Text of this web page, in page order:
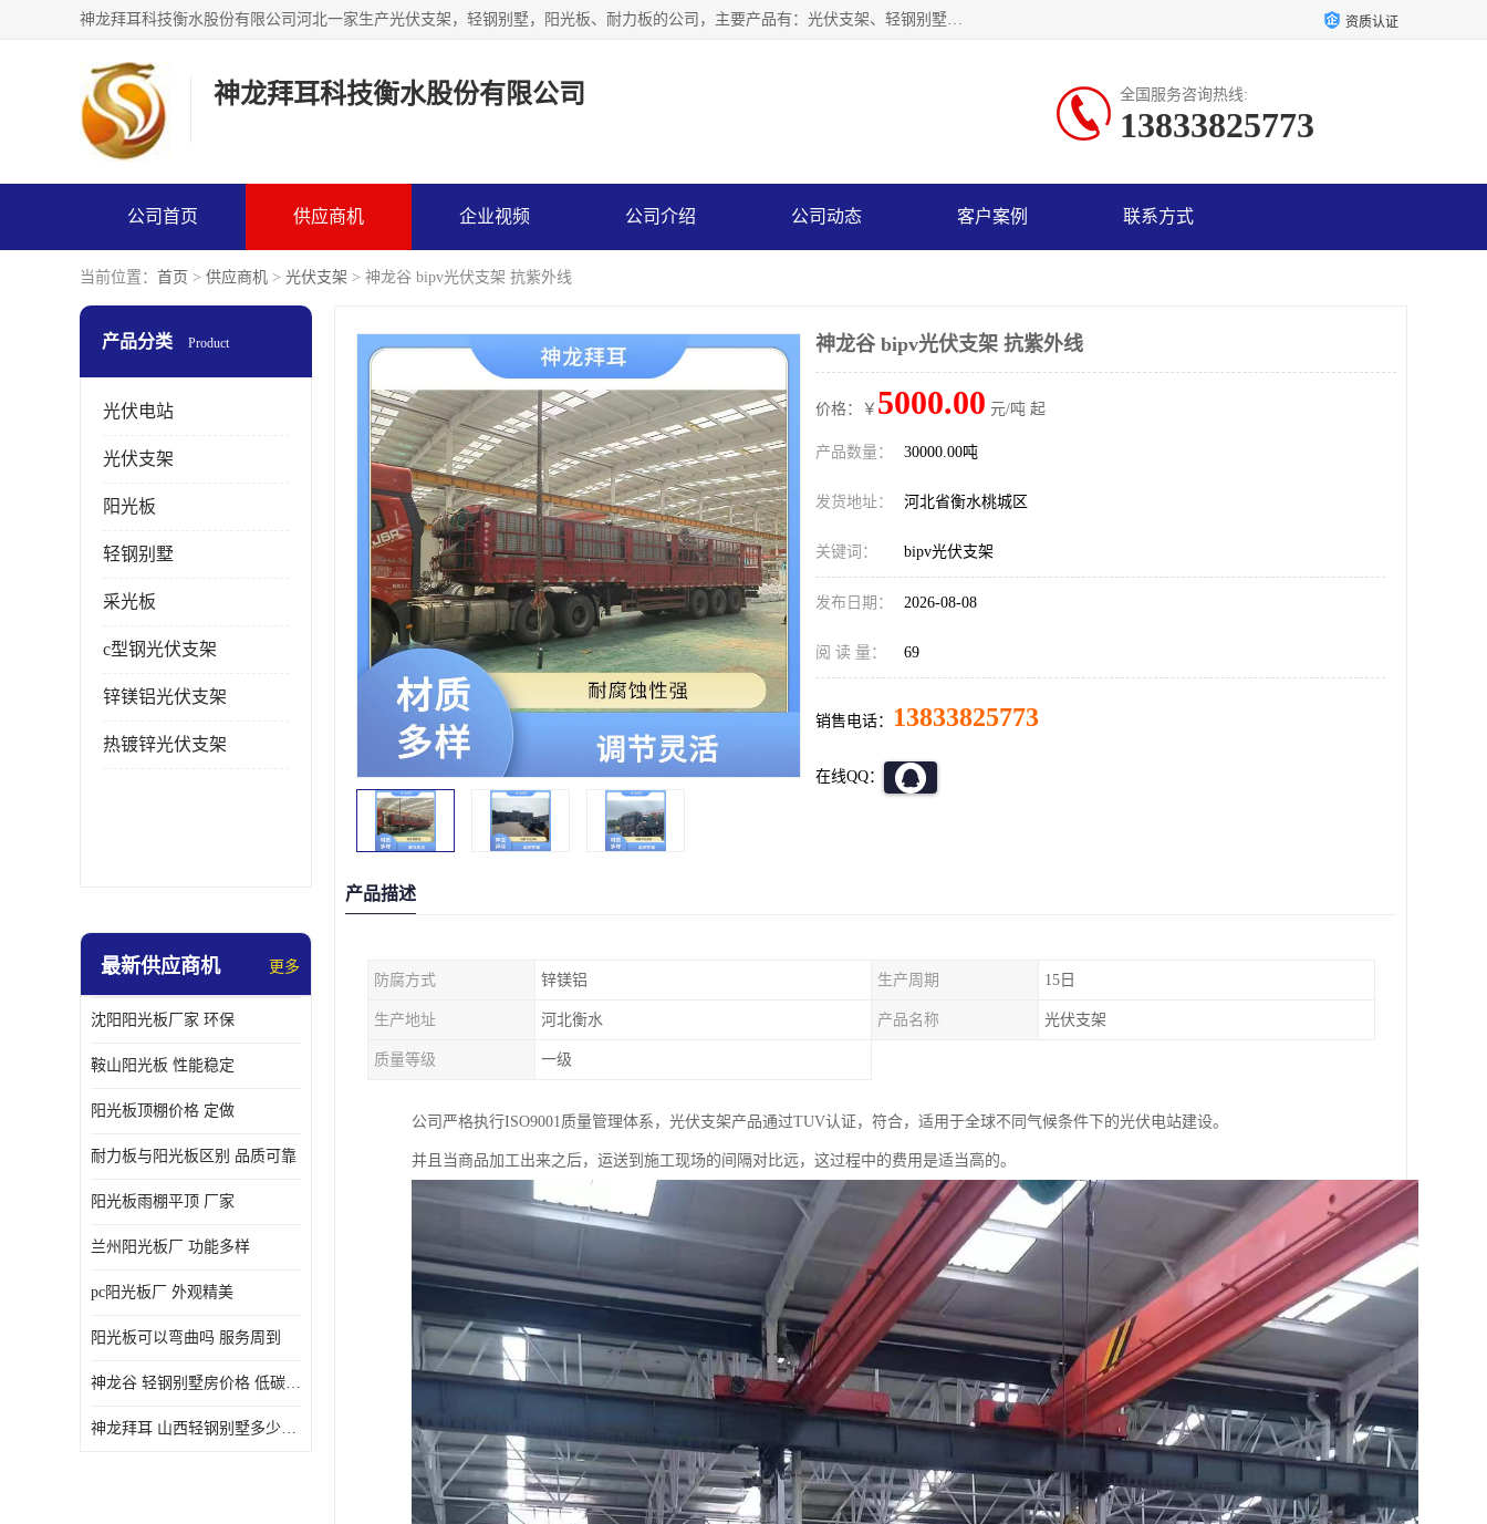
神龙拜耳科技衡水股份有限公司河北一家生产光伏支架，轻钢别墅，阳光板、耐力板的公司，主要产品有：光伏支架、轻钢别墅、阳光板、耐力板、采光板等，公司参与制定了多项标准。 资质认证
神龙拜耳科技衡水股份有限公司 全国服务咨询热线:
13833825773
公司首页 供应商机 企业视频 公司介绍 公司动态 客户案例 联系方式
当前位置： 首页 > 供应商机 > 光伏支架 > 神龙谷 bipv光伏支架 抗紫外线
产品分类 Product
光伏电站
光伏支架
阳光板
轻钢别墅
采光板
c型钢光伏支架
锌镁铝光伏支架
热镀锌光伏支架
最新供应商机 更多
沈阳阳光板厂家 环保
鞍山阳光板 性能稳定
阳光板顶棚价格 定做
耐力板与阳光板区别 品质可靠
阳光板雨棚平顶 厂家
兰州阳光板厂 功能多样
pc阳光板厂 外观精美
阳光板可以弯曲吗 服务周到
神龙谷 轻钢别墅房价格 低碳环保
神龙拜耳 山西轻钢别墅多少钱 施工快捷
神龙谷 bipv光伏支架 抗紫外线
价格：￥ 5000.00 元/吨 起
产品数量： 30000.00吨
发货地址： 河北省衡水桃城区
关键词： bipv光伏支架
发布日期： 2026-08-08
阅 读 量： 69
销售电话： 13833825773
在线QQ：
产品描述
防腐方式 锌镁铝 生产周期 15日
生产地址 河北衡水 产品名称 光伏支架
质量等级 一级
公司严格执行ISO9001质量管理体系，光伏支架产品通过TUV认证，符合，适用于全球不同气候条件下的光伏电站建设。
并且当商品加工出来之后，运送到施工现场的间隔对比远，这过程中的费用是适当高的。